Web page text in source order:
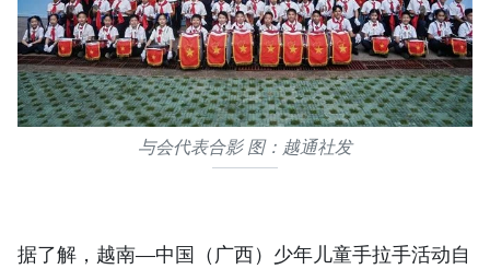
与会代表合影 图：越通社发
据了解，越南—中国（广西）少年儿童手拉手活动自